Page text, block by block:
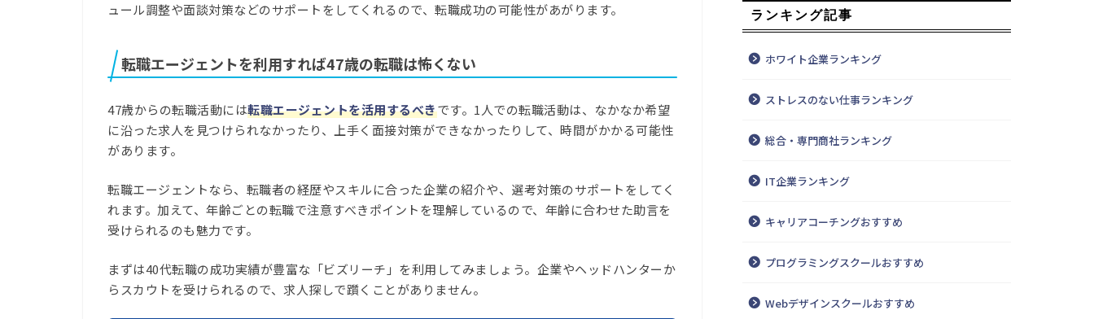
ュール調整や面談対策などのサポートをしてくれるので、転職成功の可能性があがります。
転職エージェントを利用すれば47歳の転職は怖くない
47歳からの転職活動には転職エージェントを活用するべきです。1人での転職活動は、なかなか希望
に沿った求人を見つけられなかったり、上手く面接対策ができなかったりして、時間がかかる可能性
があります。
転職エージェントなら、転職者の経歴やスキルに合った企業の紹介や、選考対策のサポートをしてく
れます。加えて、年齢ごとの転職で注意すべきポイントを理解しているので、年齢に合わせた助言を
受けられるのも魅力です。
まずは40代転職の成功実績が豊富な「ビズリーチ」を利用してみましょう。企業やヘッドハンターか
らスカウトを受けられるので、求人探しで躓くことがありません。
ランキング記事
ホワイト企業ランキング
ストレスのない仕事ランキング
総合・専門商社ランキング
IT企業ランキング
キャリアコーチングおすすめ
プログラミングスクールおすすめ
Webデザインスクールおすすめ